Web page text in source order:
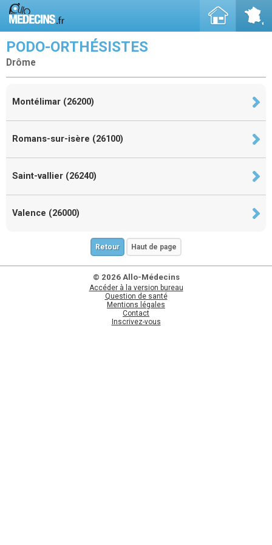
PODO-ORTHÉSISTES
Drôme
Montélimar (26200)
Romans-sur-isère (26100)
Saint-vallier (26240)
Valence (26000)
Retour Haut de page
© 2026 Allo-Médecins
Accéder à la version bureau
Question de santé
Mentions légales
Contact
Inscrivez-vous